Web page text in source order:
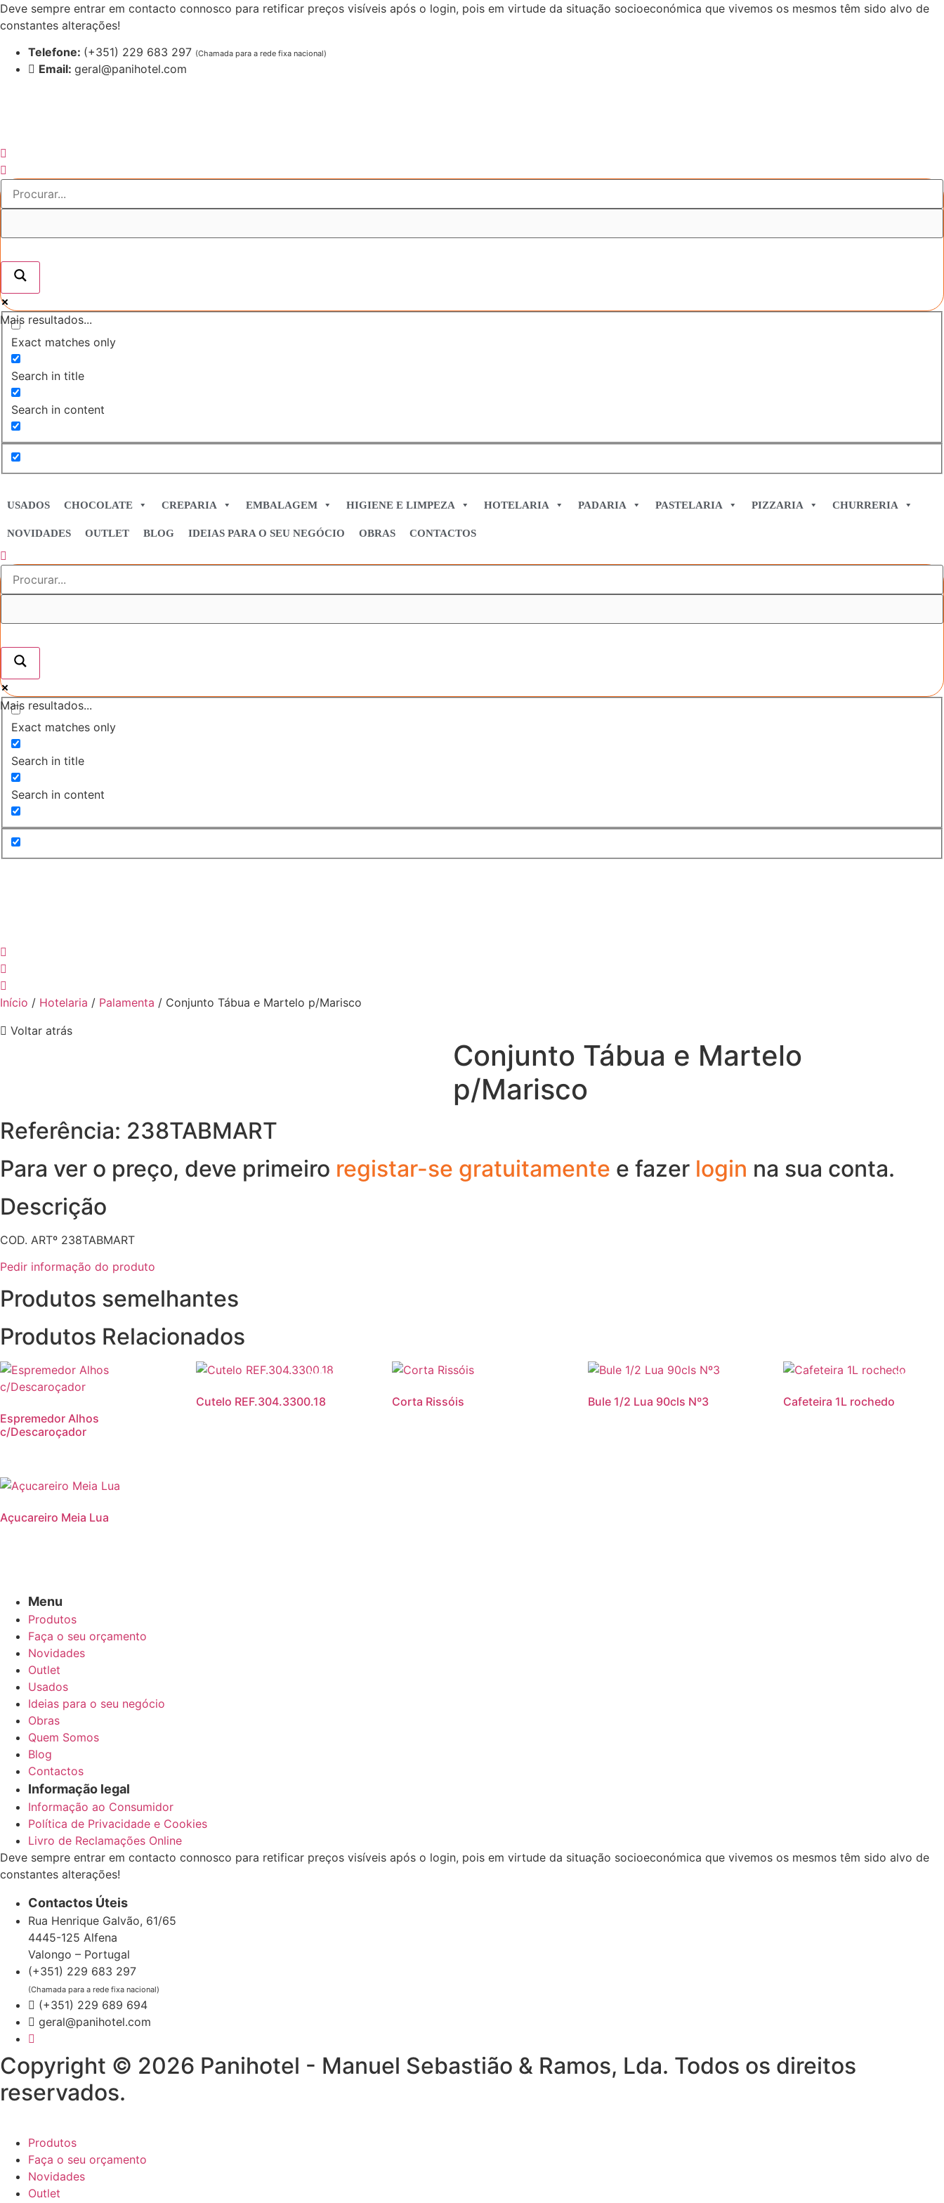
Pular
para
conteúdo
Deve sempre entrar em contacto connosco para retificar preços visíveis após o login, pois em virtude da situação socioeconómica que vivemos os mesmos têm sido alvo de
constantes alterações!
Telefone: (+351) 229 683 297 (Chamada para a rede fixa nacional)
Email: geral@panihotel.com
Mais resultados...
Exact matches only
Search in title
Search in content
USADOS CHOCOLATE CREPARIA EMBALAGEM HIGIENE E LIMPEZA HOTELARIA PADARIA PASTELARIA PIZZARIA CHURRERIA
NOVIDADES OUTLET BLOG IDEIAS PARA O SEU NEGÓCIO OBRAS CONTACTOS
Mais resultados...
Exact matches only
Search in title
Search in content
Início / Hotelaria / Palamenta / Conjunto Tábua e Martelo p/Marisco
Voltar atrás
Conjunto Tábua e Martelo
p/Marisco
Referência: 238TABMART
Para ver o preço, deve primeiro registar-se gratuitamente e fazer login na sua conta.
Descrição
COD. ARTº 238TABMART
Pedir informação do produto
Produtos semelhantes
Produtos Relacionados
Espremedor Alhos
c/Descaroçador
Promoção!
Cutelo REF.304.3300.18 Corta Rissóis Bule 1/2 Lua 90cls Nº3 Cafeteira 1L rochedo
Açucareiro Meia Lua
Menu
Produtos
Faça o seu orçamento
Novidades
Outlet
Usados
Ideias para o seu negócio
Obras
Quem Somos
Blog
Contactos
Informação legal
Informação ao Consumidor
Política de Privacidade e Cookies
Livro de Reclamações Online
Deve sempre entrar em contacto connosco para retificar preços visíveis após o login, pois em virtude da situação socioeconómica que vivemos os mesmos têm sido alvo de
constantes alterações!
Contactos Úteis
Rua Henrique Galvão, 61/65
4445-125 Alfena
Valongo – Portugal
(+351) 229 683 297
(Chamada para a rede fixa nacional)
(+351) 229 689 694
geral@panihotel.com
Copyright © 2026 Panihotel - Manuel Sebastião & Ramos, Lda. Todos os direitos
reservados.
Produtos
Faça o seu orçamento
Novidades
Outlet